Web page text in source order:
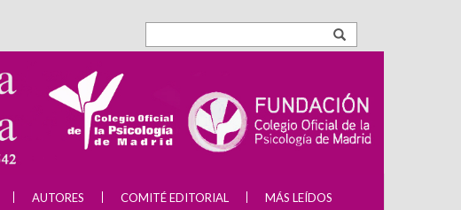
AUTORES COMITÉ EDITORIAL MÁS LEÍDOS